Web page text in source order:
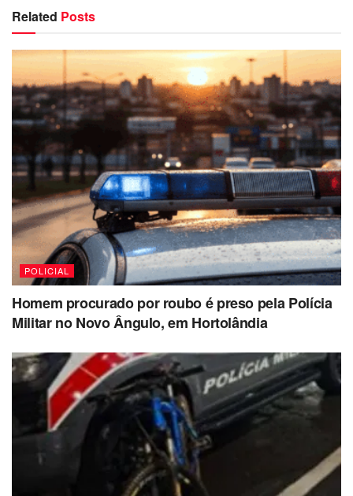
Related Posts
POLICIAL
Homem procurado por roubo é preso pela Polícia
Militar no Novo Ângulo, em Hortolândia